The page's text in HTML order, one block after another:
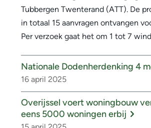
Tubbergen Twenterand (ATT). De
in totaal 15 aanvragen ontvangen
Per verzoek gaat het om 1 tot 7
Nationale Dodenherdenking 4
16 april 2025
Overijssel voert woningbouw
eens 5000 woningen erbij